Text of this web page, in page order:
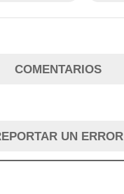
COMENTARIOS
UN ERROR